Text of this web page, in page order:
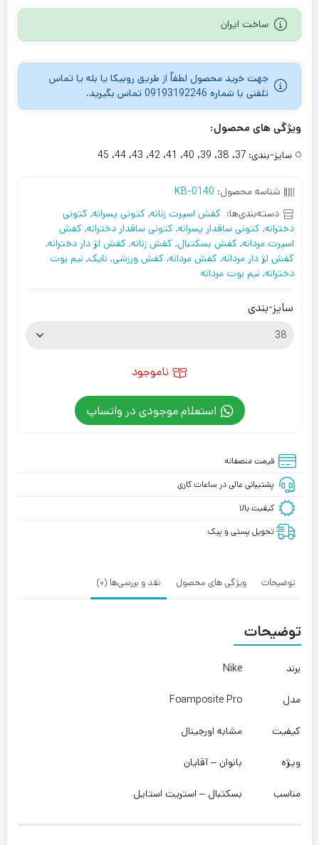
ساخت ایران
جهت خرید محصول لطفاٌ از طریق روبیکا یا بله یا تماس
تلفنی با شماره 09193192246 تماس بگیرید.
ویژگی های محصول:
سایز-بندی: 37، 38، 39، 40، 41، 42، 43، 44، 45
شناسه محصول: KB-0140
دسته‌بندی‌ها: کفش اسپرت زنانه, کتونی پسرانه, کتونی
دخترانه, کتونی ساقدار پسرانه, کتونی ساقدار دخترانه, کفش
اسپرت مردانه, کفش بسکتبال, کفش زنانه, کفش لژ دار دخترانه,
کفش لژ دار مردانه, کفش مردانه, کفش ورزشی, نایک, نیم بوت
دخترانه, نیم بوت مردانه
سایز-بندی
ناموجود
استعلام موجودی در واتساپ
قیمت منصفانه
پشتیبانی عالی در ساعات کاری
کیفیت بالا
تحویل پستی و پیک
توضیحات ویژگی های محصول نقد و بررسی‌ها (0)
توضیحات
برند Nike
مدل Foamposite Pro
کیفیت مشابه اورجینال
ویژه بانوان – آقایان
مناسب بسکتبال – استریت استایل